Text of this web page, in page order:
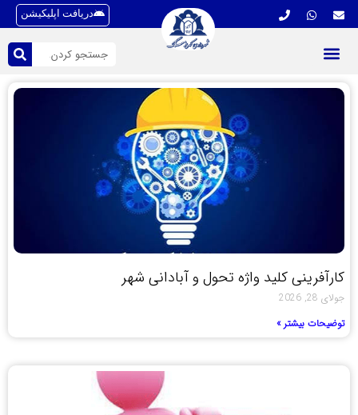
دریافت اپلیکیشن
کارآفرینی کلید واژه تحول و آبادانی شهر
جولای 28, 2026
توضیحات بیشتر »